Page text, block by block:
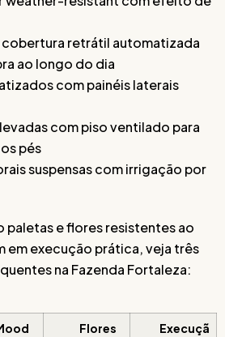
cobertura retrátil automatizada
ao longo do dia
com painéis laterais
com piso ventilado para
pés
suspensas com irrigação por
paletas e flores resistentes ao
em execução prática, veja três
na Fazenda Fortaleza:
Flores
Execuçã